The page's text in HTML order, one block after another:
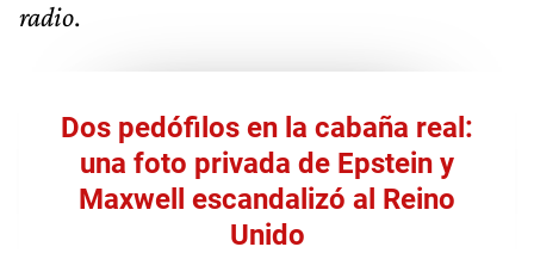
radio.
Dos pedófilos en la cabaña real:
una foto privada de Epstein y
Maxwell escandalizó al Reino
Unido